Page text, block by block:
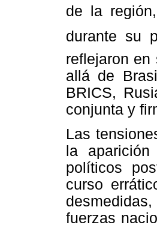
de la
durante su
reflejaron
allá de
BRICS,
conjunta y
Las
la
políticos
curso
fuerzas